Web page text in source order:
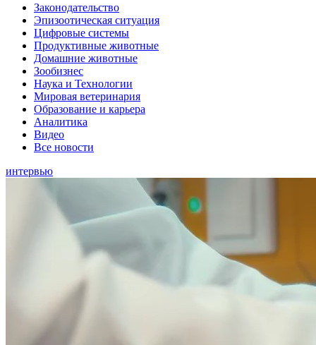
Законодательство
Эпизоотическая ситуация
Цифровые системы
Продуктивные животные
Домашние животные
Зообизнес
Наука и Технологии
Мировая ветеринария
Образование и карьера
Аналитика
Видео
Все новости
интервью